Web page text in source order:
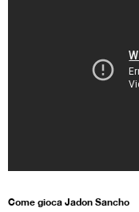
Come gioca Jadon Sancho